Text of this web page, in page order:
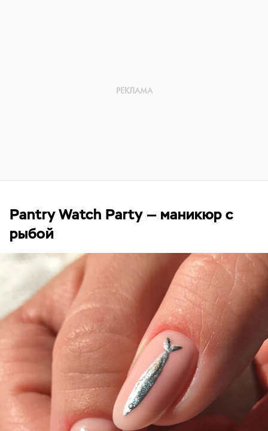
Pantry Watch Party — маникюр с
рыбой